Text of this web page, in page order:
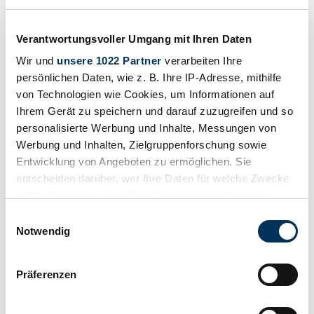
Verantwortungsvoller Umgang mit Ihren Daten
Wir und unsere 1022 Partner verarbeiten Ihre
persönlichen Daten, wie z. B. Ihre IP-Adresse, mithilfe
von Technologien wie Cookies, um Informationen auf
Ihrem Gerät zu speichern und darauf zuzugreifen und so
personalisierte Werbung und Inhalte, Messungen von
Werbung und Inhalten, Zielgruppenforschung sowie
Entwicklung von Angeboten zu ermöglichen. Sie
entscheiden darüber, wer Ihre Daten für welche Zwecke
Trigger Symbol ändern oder widerrufen
Informationen über Ihre geografische Lage
Notwendig
Präferenzen